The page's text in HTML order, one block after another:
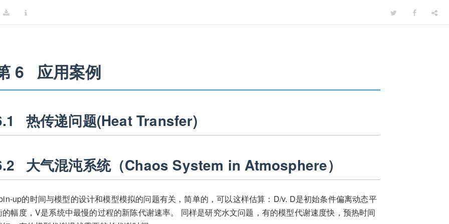
6 应用案例
热传递问题(Heat Transfer)
大气混沌系统（Chaos System in Atmosphere）
up的时间与模型的设计和模型模拟的问题有关，简单的，可以这样估算：D/v. D是初始条件偏离动态平
的幅度，V是系统中最慢的过程的新陈代谢速率。 同样是研究水文问题，有的模型代谢速度快，预热时间